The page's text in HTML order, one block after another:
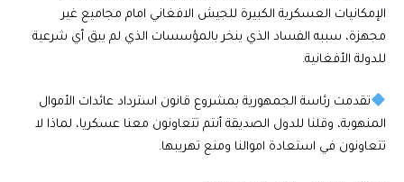
الإمكانيات العسكرية الكبيرة للجيش الافغاني امام مجاميع غير
مجهزة، سببه الفساد الذي ينخر بالمؤسسات الذي لم يبق أي شرعية
للدولة الأفغانية.
تقدمت رئاسة الجمهورية بمشروع قانون استرداد عائدات الأموال
المنهوبة، وقلنا للدول الصديقة أنتم تتعاونون معنا عسكريا، لماذا لا
تتعاونون في استعادة اموالنا ومنع تهريبها.